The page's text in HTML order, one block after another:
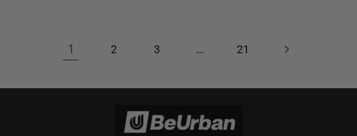
1 2 3 … 21